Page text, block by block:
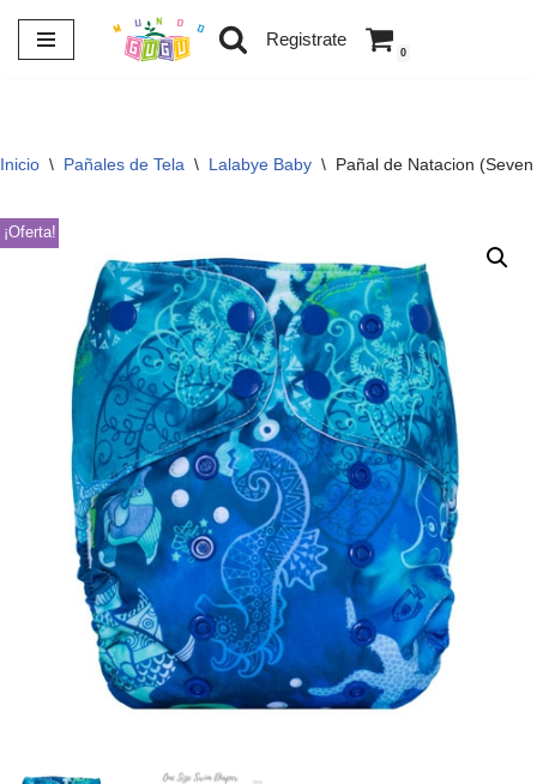
Saltar
Registrate
0
Inicio \ Pañales de Tela \ Lalabye Baby \ Pañal de Natacion
¡Oferta!